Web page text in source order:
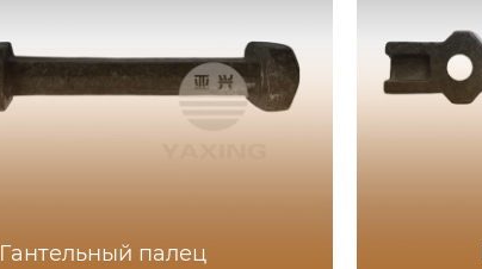
Гантельный палец